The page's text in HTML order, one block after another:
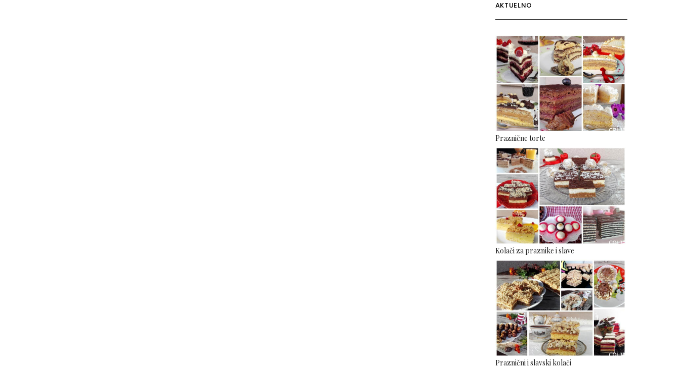
AKTUELNO
Praznične torte
Kolači za praznike i slave
Praznični i slavski kolači